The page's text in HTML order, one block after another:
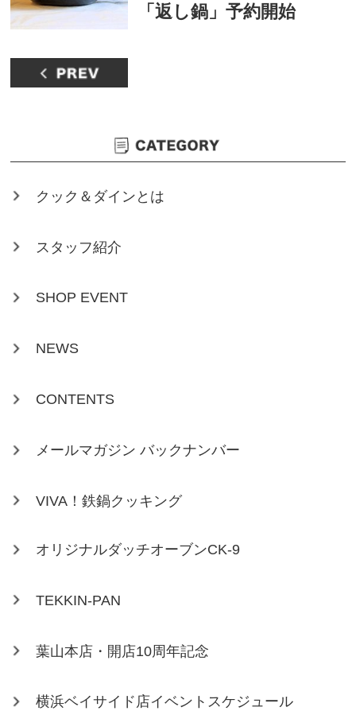
「返し鍋」予約開始
クック＆ダインとは
スタッフ紹介
SHOP EVENT
NEWS
CONTENTS
メールマガジン バックナンバー
VIVA！鉄鍋クッキング
オリジナルダッチオーブンCK-9
TEKKIN-PAN
葉山本店・開店10周年記念
横浜ベイサイド店イベントスケジュール